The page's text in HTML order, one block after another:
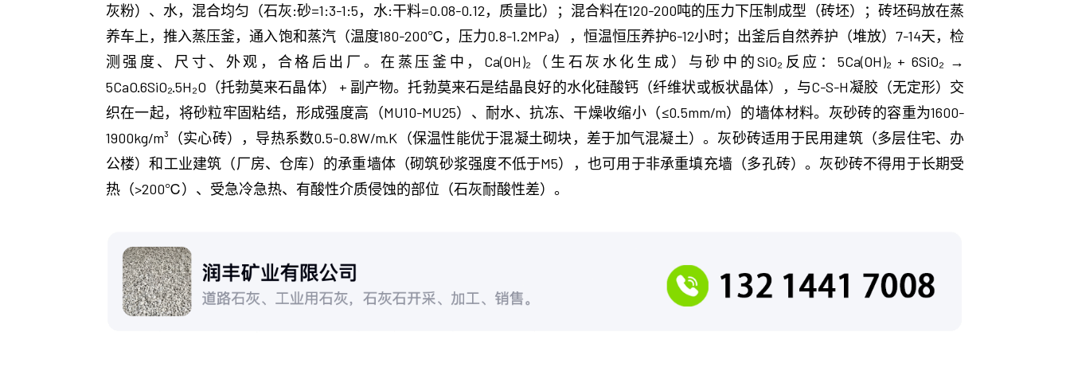
灰粉）、水，混合均匀（石灰:砂=1:3-1:5，水:干料=0.08-0.12，质量比）；混合料在120-200吨的压力下压制成型（砖坯）；砖坯码放在蒸
养车上，推入蒸压釜，通入饱和蒸汽（温度180-200℃，压力0.8-1.2MPa），恒温恒压养护6-12小时；出釜后自然养护（堆放）7-14天，检
测强度、尺寸、外观，合格后出厂。在蒸压釜中，Ca(OH)₂（生石灰水化生成）与砂中的SiO₂反应：5Ca(OH)₂ + 6SiO₂ →
5CaO·6SiO₂·5H₂O（托勃莫来石晶体） + 副产物。托勃莫来石是结晶良好的水化硅酸钙（纤维状或板状晶体），与C-S-H凝胶（无定形）交
织在一起，将砂粒牢固粘结，形成强度高（MU10-MU25）、耐水、抗冻、干燥收缩小（≤0.5mm/m）的墙体材料。灰砂砖的容重为1600-
1900kg/m³（实心砖），导热系数0.5-0.8W/m·K（保温性能优于混凝土砌块，差于加气混凝土）。灰砂砖适用于民用建筑（多层住宅、办
公楼）和工业建筑（厂房、仓库）的承重墙体（砌筑砂浆强度不低于M5），也可用于非承重填充墙（多孔砖）。灰砂砖不得用于长期受
热（>200℃）、受急冷急热、有酸性介质侵蚀的部位（石灰耐酸性差）。